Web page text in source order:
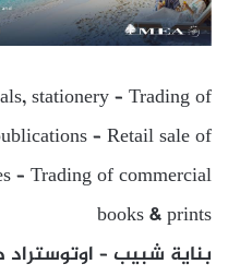
stationery – Trading of
– Retail sale of
– Trading of commercial
books & prints
بناية شبيب – اوتوستراد